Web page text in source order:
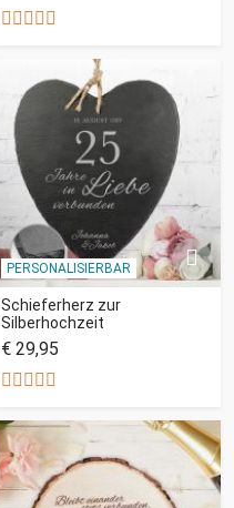
PERSONALISIERBAR
Schieferherz zur
Silberhochzeit
€ 29,95